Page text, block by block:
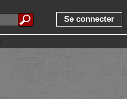
Se connecter